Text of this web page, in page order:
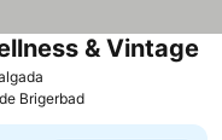
& Vintage
Brigerbad